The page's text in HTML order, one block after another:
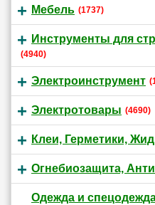
Мебель (1737)
Инструменты для
(4940)
Электроинструмент
Электротовары (4690)
Клеи, Герметики,
Огнебиозащита,
Одежда и